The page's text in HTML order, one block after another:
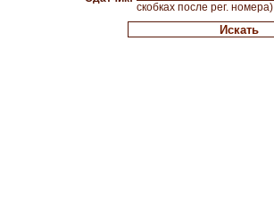
скобках после рег. номера)